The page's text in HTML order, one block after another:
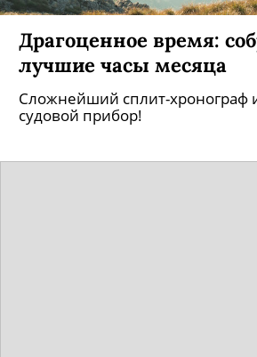
Драгоценное время:
лучшие часы месяца
Сложнейший сплит-хронограф
судовой прибор!